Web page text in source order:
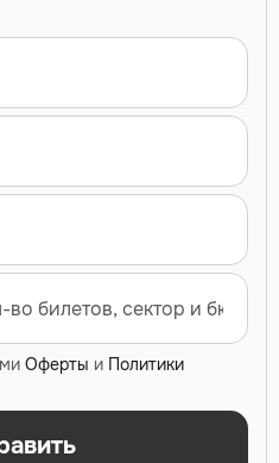
Оферты и Политики